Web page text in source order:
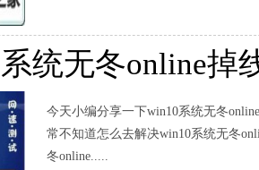
统无冬online掉
今天小编分享一下win10系统无冬
常不知道怎么去解决win10系统无冬
冬online.....